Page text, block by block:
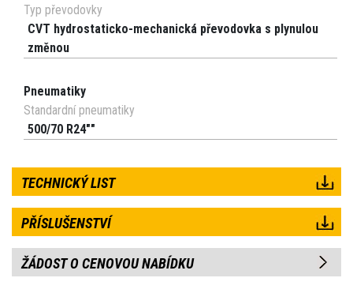
Typ převodovky
CVT hydrostaticko-mechanická převodovka s plynulou
změnou
Pneumatiky
Standardní pneumatiky
500/70 R24""
TECHNICKÝ LIST
PŘÍSLUŠENSTVÍ
ŽÁDOST O CENOVOU NABÍDKU